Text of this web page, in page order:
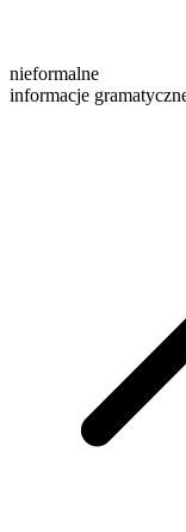
nieformalne
informacje